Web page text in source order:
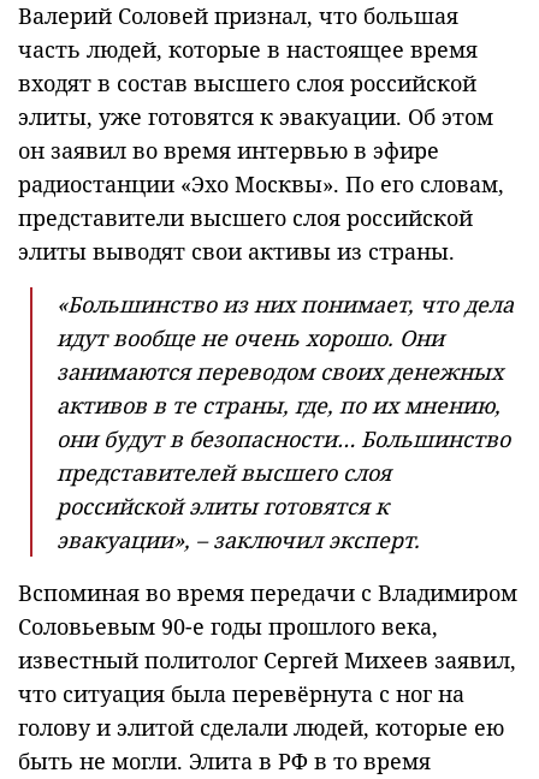
Валерий Соловей признал, что большая
часть людей, которые в настоящее время
входят в состав высшего слоя российской
элиты, уже готовятся к эвакуации. Об этом
он заявил во время интервью в эфире
радиостанции «Эхо Москвы». По его словам,
представители высшего слоя российской
элиты выводят свои активы из страны.
«Большинство из них понимает, что дела
идут вообще не очень хорошо. Они
занимаются переводом своих денежных
активов в те страны, где, по их мнению,
они будут в безопасности… Большинство
представителей высшего слоя
российской элиты готовятся к
эвакуации», – заключил эксперт.
Вспоминая во время передачи с Владимиром
Соловьевым 90-е годы прошлого века,
известный политолог Сергей Михеев заявил,
что ситуация была перевёрнута с ног на
голову и элитой сделали людей, которые ею
быть не могли. Элита в РФ в то время